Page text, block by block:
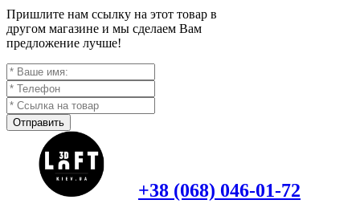
Пришлите нам ссылку на этот товар в
другом магазине и мы сделаем Вам
предложение лучше!
Отправить
+38 (068) 046-01-72